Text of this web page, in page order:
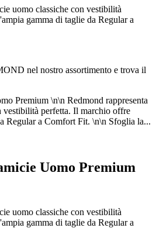
uomo classiche con vestibilità
gamma di taglie da Regular a
nel nostro assortimento e trova il
Premium \n\n Redmond rappresenta
vestibilità perfetta. Il marchio offre
Regular a Comfort Fit. \n\n Sfoglia la...
Uomo Premium
uomo classiche con vestibilità
gamma di taglie da Regular a